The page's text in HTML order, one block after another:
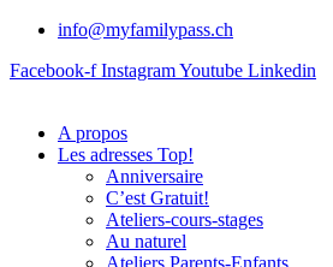
info@myfamilypass.ch
Facebook-f InstagramYoutube Linkedin
A propos
Les adresses Top!
Anniversaire
C’est Gratuit!
Ateliers-cours-stages
Au naturel
Ateliers Parents-Enfants